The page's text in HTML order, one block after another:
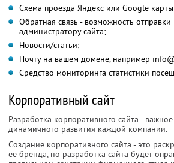
Схема проезда Яндекс или Google
Обратная связь - возможность отправки
администратору сайта;
Новости/статьи;
Почту на вашем домене, например
Средство мониторинга статистики
Корпоративный сайт
Разработка корпоративного сайта -
динамичного развития каждой компании.
Создание корпоративного сайта - это
ее бренда, но разработка сайта будет